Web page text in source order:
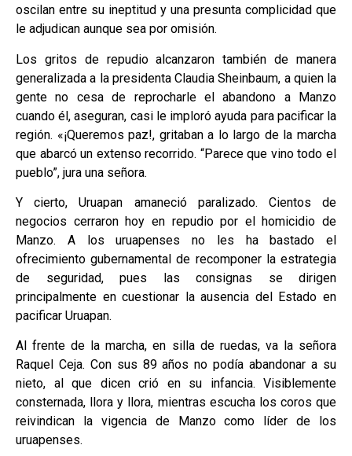
oscilan entre su ineptitud y una presunta complicidad que
le adjudican aunque sea por omisión.
Los gritos de repudio alcanzaron también de manera
generalizada a la presidenta Claudia Sheinbaum, a quien la
gente no cesa de reprocharle el abandono a Manzo
cuando él, aseguran, casi le imploró ayuda para pacificar la
región. «¡Queremos paz!, gritaban a lo largo de la marcha
que abarcó un extenso recorrido. “Parece que vino todo el
pueblo”, jura una señora.
Y cierto, Uruapan amaneció paralizado. Cientos de
negocios cerraron hoy en repudio por el homicidio de
Manzo. A los uruapenses no les ha bastado el
ofrecimiento gubernamental de recomponer la estrategia
de seguridad, pues las consignas se dirigen
principalmente en cuestionar la ausencia del Estado en
pacificar Uruapan.
Al frente de la marcha, en silla de ruedas, va la señora
Raquel Ceja. Con sus 89 años no podía abandonar a su
nieto, al que dicen crió en su infancia. Visiblemente
consternada, llora y llora, mientras escucha los coros que
reivindican la vigencia de Manzo como líder de los
uruapenses.